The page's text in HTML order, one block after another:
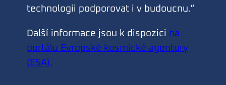
technologii podporovat i v budoucnu.“
Další informace jsou k dispozici na
portálu Evropské kosmické agentury
(ESA).